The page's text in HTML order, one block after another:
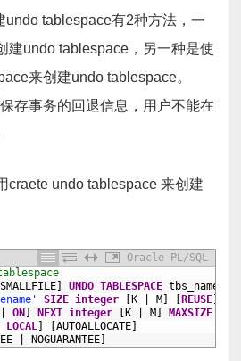
undo tablespace有2种方法，一
建undo tablespace，另一种是使
来创建undo tablespace。
存事务的回退信息，用户不能在
craete undo tablespace 来创建
Oracle PL/SQL
SMALLFILE] UNDO TABLESPACE tbs_name
SIZE integer [K M] REUSE
ON NEXT integer [K M] MAXSIZE
LOCAL
[AUTOALLOCATE]
NOGUARANTEE]